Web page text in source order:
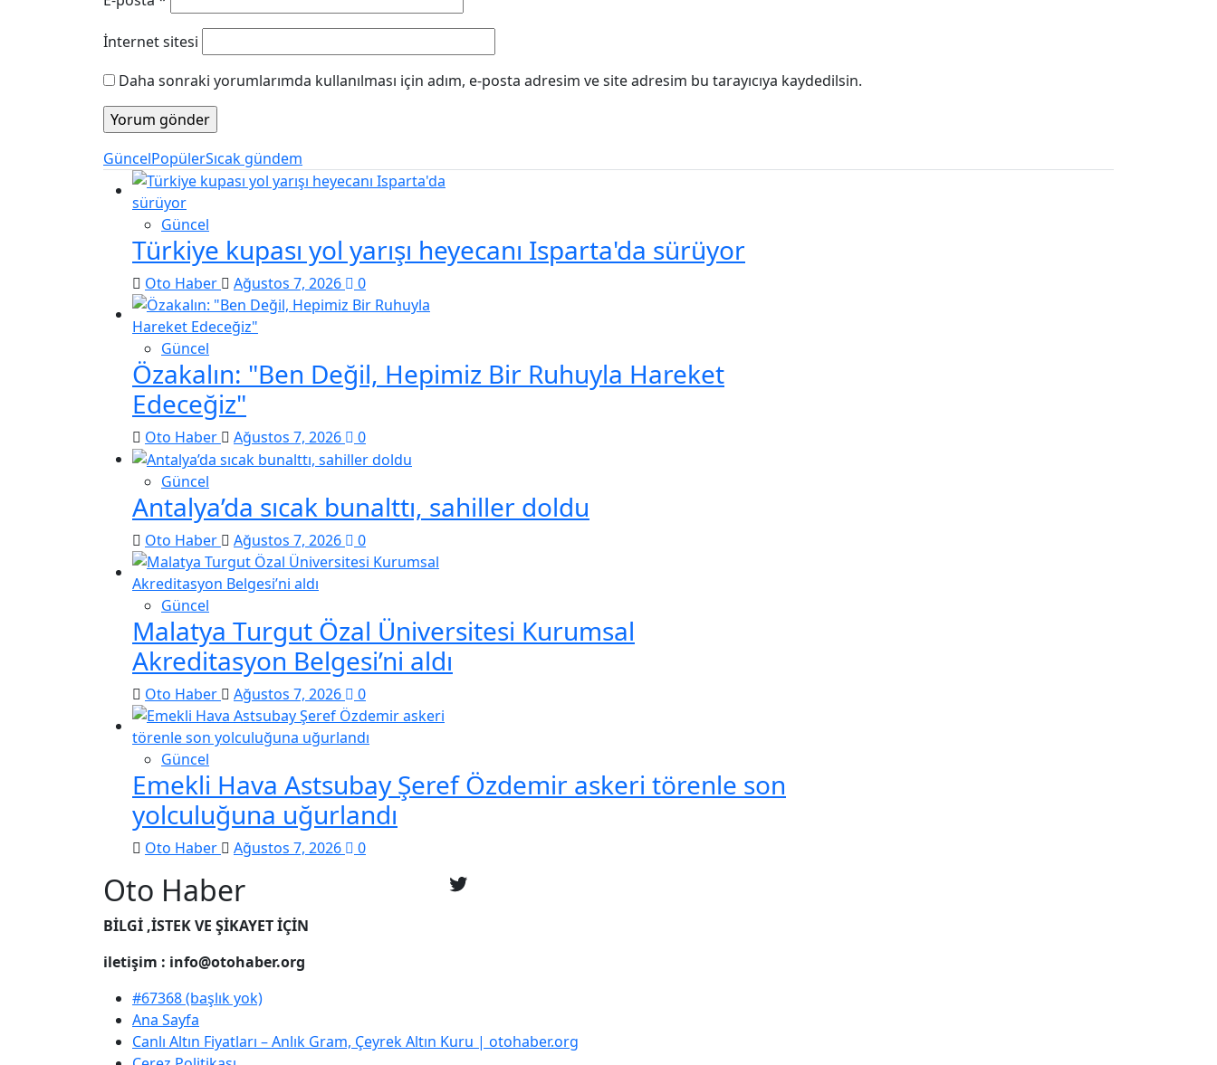
İnternet sitesi
Daha sonraki yorumlarımda kullanılması için adım, e-posta adresim ve site adresim bu tarayıcıya kaydedilsin.
GüncelPopülerSıcak gündem
Güncel
Türkiye kupası yol yarışı heyecanı Isparta'da sürüyor
Oto Haber Ağustos 7, 2026 0
Güncel
Özakalın: "Ben Değil, Hepimiz Bir Ruhuyla Hareket
Edeceğiz"
Oto Haber Ağustos 7, 2026 0
Güncel
Antalya’da sıcak bunalttı, sahiller doldu
Oto Haber Ağustos 7, 2026 0
Güncel
Malatya Turgut Özal Üniversitesi Kurumsal
Akreditasyon Belgesi’ni aldı
Oto Haber Ağustos 7, 2026 0
Güncel
Emekli Hava Astsubay Şeref Özdemir askeri törenle son
yolculuğuna uğurlandı
Oto Haber Ağustos 7, 2026 0
Oto Haber
BİLGİ ,İSTEK VE ŞİKAYET İÇİN
iletişim : info@otohaber.org
#67368 (başlık yok)
Ana Sayfa
Canlı Altın Fiyatları – Anlık Gram, Çeyrek Altın Kuru | otohaber.org